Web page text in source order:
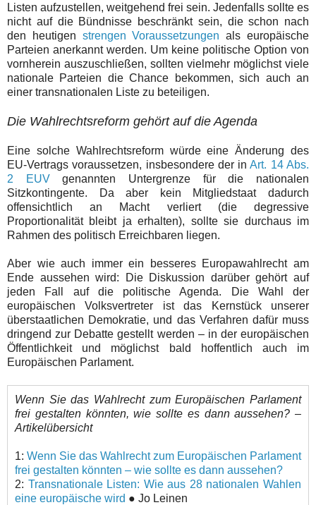
Listen aufzustellen, weitgehend frei sein. Jedenfalls sollte es
nicht auf die Bündnisse beschränkt sein, die schon nach
den heutigen strengen Voraussetzungen als europäische
Parteien anerkannt werden. Um keine politische Option von
vornherein auszuschließen, sollten vielmehr möglichst viele
nationale Parteien die Chance bekommen, sich auch an
einer transnationalen Liste zu beteiligen.
Die Wahlrechtsreform gehört auf die Agenda
Eine solche Wahlrechtsreform würde eine Änderung des
EU-Vertrags voraussetzen, insbesondere der inArt. 14Abs.
2 EUVgenannten Untergrenze für die nationalen
Sitzkontingente. Da aber kein Mitgliedstaat dadurch
offensichtlich an Macht verliert (die degressive
Proportionalität bleibt ja erhalten), sollte sie durchaus im
Rahmen des politisch Erreichbaren liegen.
Aber wie auch immer ein besseres Europawahlrecht am
Ende aussehen wird: Die Diskussion darüber gehört auf
jeden Fall auf die politische Agenda. Die Wahl der
europäischen Volksvertreter ist das Kernstück unserer
überstaatlichen Demokratie, und das Verfahren dafür muss
dringend zur Debatte gestellt werden – in der europäischen
Öffentlichkeit und möglichst bald hoffentlich auch im
Europäischen Parlament.
Wenn Sie das Wahlrecht zum Europäischen Parlament
frei gestalten könnten, wie sollte es dann aussehen? –
Artikelübersicht
1: Wenn Sie das Wahlrecht zum Europäischen Parlament
frei gestalten könnten – wie sollte es dann aussehen?
2: Transnationale Listen: Wie aus 28 nationalen Wahlen
eine europäische wird ● Jo Leinen